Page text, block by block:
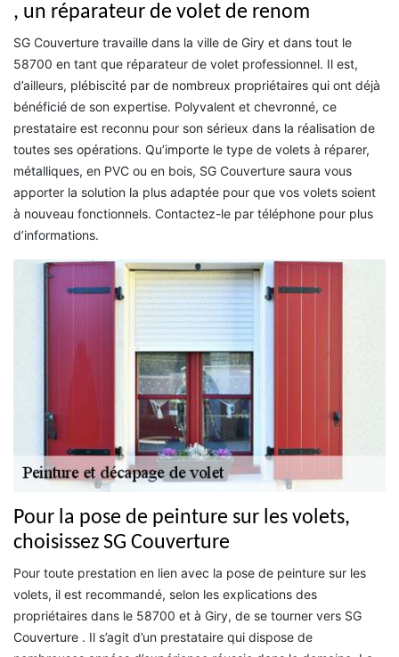
, un réparateur de volet de renom
SG Couverture travaille dans la ville de Giry et dans tout le
58700 en tant que réparateur de volet professionnel. Il est,
d’ailleurs, plébiscité par de nombreux propriétaires qui ont déjà
bénéficié de son expertise. Polyvalent et chevronné, ce
prestataire est reconnu pour son sérieux dans la réalisation de
toutes ses opérations. Qu’importe le type de volets à réparer,
métalliques, en PVC ou en bois, SG Couverture saura vous
apporter la solution la plus adaptée pour que vos volets soient
à nouveau fonctionnels. Contactez-le par téléphone pour plus
d’informations.
Pour la pose de peinture sur les volets,
choisissez SG Couverture
Pour toute prestation en lien avec la pose de peinture sur les
volets, il est recommandé, selon les explications des
propriétaires dans le 58700 et à Giry, de se tourner vers SG
Couverture . Il s’agit d’un prestataire qui dispose de